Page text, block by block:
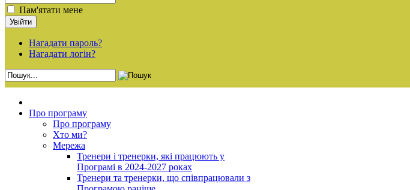
Пам'ятати мене
Нагадати пароль?
Нагадати логін?
Про програму
Про програму
Хто ми?
Мережа
Тренери і тренерки, які працюють у
Програмі в 2024-2027 роках
Тренери та тренерки, що співпрацювали з